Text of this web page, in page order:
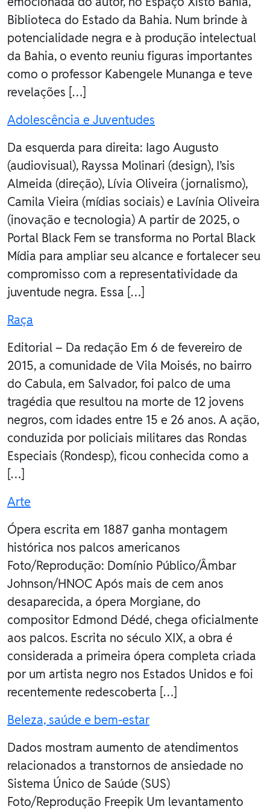
Biblioteca do Estado da Bahia. Num brinde à
potencialidade negra e à produção intelectual
da Bahia, o evento reuniu figuras importantes
como o professor Kabengele Munanga e teve
revelações […]
Adolescência e Juventudes
Da esquerda para direita: Iago Augusto
(audiovisual), Rayssa Molinari (design), I’sis
Almeida (direção), Lívia Oliveira (jornalismo),
Camila Vieira (mídias sociais) e Lavínia Oliveira
(inovação e tecnologia) A partir de 2025, o
Portal Black Fem se transforma no Portal Black
Mídia para ampliar seu alcance e fortalecer seu
compromisso com a representatividade da
juventude negra. Essa […]
Raça
Editorial – Da redação Em 6 de fevereiro de
2015, a comunidade de Vila Moisés, no bairro
do Cabula, em Salvador, foi palco de uma
tragédia que resultou na morte de 12 jovens
negros, com idades entre 15 e 26 anos. A ação,
conduzida por policiais militares das Rondas
Especiais (Rondesp), ficou conhecida como a
[…]
Arte
Ópera escrita em 1887 ganha montagem
histórica nos palcos americanos
Foto/Reprodução: Domínio Público/Âmbar
Johnson/HNOC Após mais de cem anos
desaparecida, a ópera Morgiane, do
compositor Edmond Dédé, chega oficialmente
aos palcos. Escrita no século XIX, a obra é
considerada a primeira ópera completa criada
por um artista negro nos Estados Unidos e foi
recentemente redescoberta […]
Beleza, saúde e bem-estar
Dados mostram aumento de atendimentos
relacionados a transtornos de ansiedade no
Sistema Único de Saúde (SUS)
Foto/Reprodução Freepik Um levantamento